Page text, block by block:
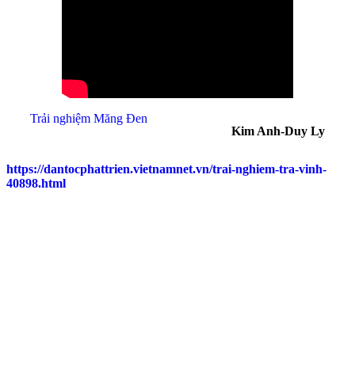
Trải nghiệm Măng Đen
Kim Anh-Duy Ly
https://dantocphattrien.vietnamnet.vn/trai-nghiem-tra-vinh-
40898.html